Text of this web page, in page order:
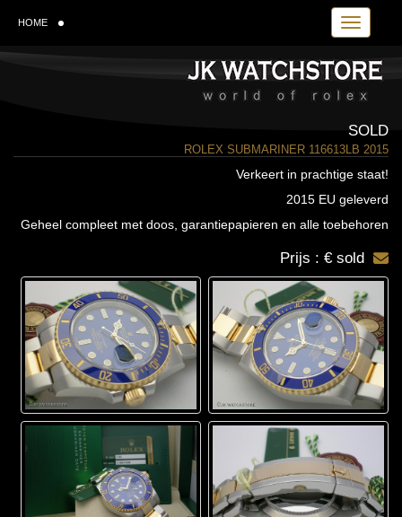
Toggle
HOME
SOLD
ROLEX SUBMARINER 116613LB 2015
Verkeert in prachtige staat!
2015 EU geleverd
Geheel compleet met doos, garantiepapieren en alle toebehoren
Prijs : € sold